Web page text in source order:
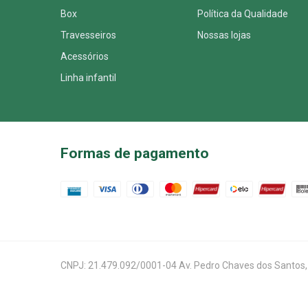
Box
Travesseiros
Acessórios
Linha infantil
Política da Qualidade
Nossas lojas
Formas de pagamento
CNPJ: 21.479.092/0001-04 Av. Pedro Chaves dos